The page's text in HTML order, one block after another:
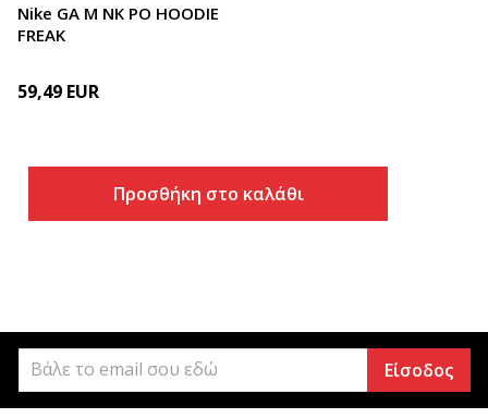
Nike GA M NK PO HOODIE
FREAK
59,49 EUR
Προσθήκη στο καλάθι
Είσοδος